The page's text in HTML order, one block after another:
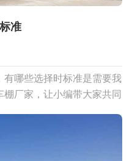
准
哪些选择时标准是需要我
厂家，让小编带大家共同